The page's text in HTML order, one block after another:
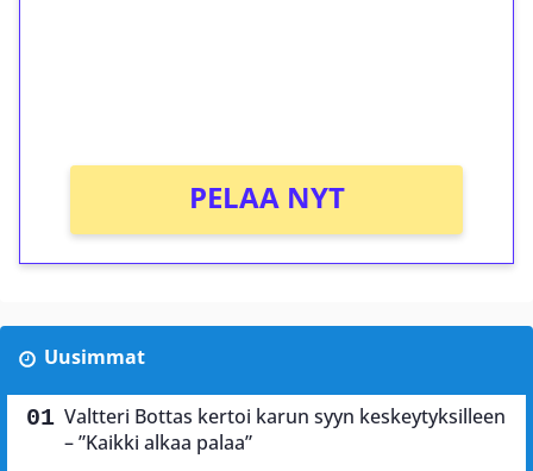
PELAA NYT
Uusimmat
Valtteri Bottas kertoi karun syyn keskeytyksilleen
– ”Kaikki alkaa palaa”